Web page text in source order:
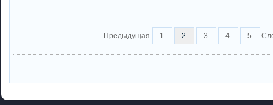
Предыдущая 1 2 3 4 5